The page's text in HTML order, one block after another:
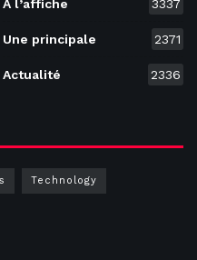
A l’affiche 3337
Une principale 2371
Actualité 2336
Technology